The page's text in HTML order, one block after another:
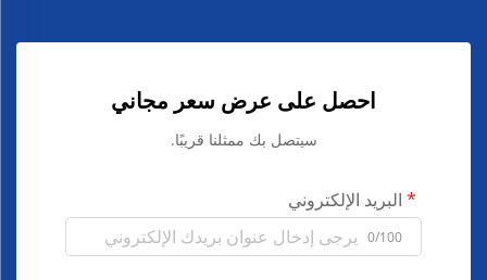
احصل على عرض سعر مجاني
سيتصل بك ممثلنا قريبًا.
البريد الإلكتروني
0/100